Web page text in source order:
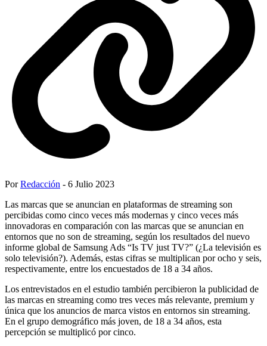
PorRedacción - 6 Julio 2023
Las marcas que se anuncian en plataformas de streaming son
percibidas como cinco veces más modernas y cinco veces más
innovadoras en comparación con las marcas que se anuncian en
entornos que no son de streaming, según los resultados del nuevo
informe global de Samsung Ads “Is TV just TV?” (¿La televisión es
solo televisión?). Además, estas cifras se multiplican por ocho y seis,
respectivamente, entre los encuestados de 18 a 34 años.
Los entrevistados en el estudio también percibieron la publicidad de
las marcas en streaming como tres veces más relevante, premium y
única que los anuncios de marca vistos en entornos sin streaming.
En el grupo demográfico más joven, de 18 a 34 años, esta
percepción se multiplicó por cinco.